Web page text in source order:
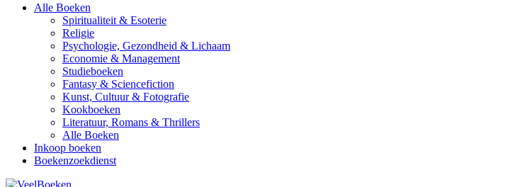
Alle Boeken
Spiritualiteit & Esoterie
Religie
Psychologie, Gezondheid & Lichaam
Economie & Management
Studieboeken
Fantasy & Sciencefiction
Kunst, Cultuur & Fotografie
Kookboeken
Literatuur, Romans & Thrillers
Alle Boeken
Inkoop boeken
Boekenzoekdienst